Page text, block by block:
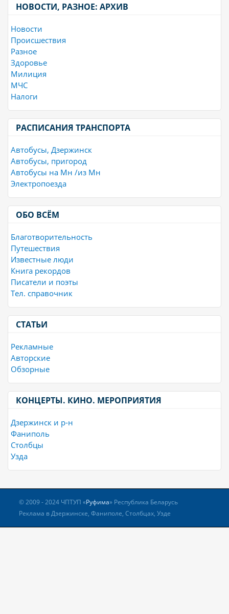
НОВОСТИ, РАЗНОЕ: АРХИВ
Новости
Происшествия
Разное
Здоровье
Милиция
МЧС
Налоги
РАСПИСАНИЯ ТРАНСПОРТА
Автобусы, Дзержинск
Автобусы, пригород
Автобусы на Мн /из Мн
Электропоезда
ОБО ВСЁМ
Благотворительность
Путешествия
Известные люди
Книга рекордов
Писатели и поэты
Тел. справочник
СТАТЬИ
Рекламные
Авторские
Обзорные
КОНЦЕРТЫ. КИНО. МЕРОПРИЯТИЯ
Дзержинск и р-н
Фаниполь
Столбцы
Узда
© 2009 - 2024 ЧПТУП «Руфима» Республика Беларусь
Реклама в Дзержинске, Фаниполе, Столбцах, Узде